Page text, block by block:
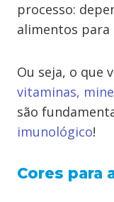
processo:
alimentos
Ou seja, o que
vitaminas,
são
imunológico!
Cores para